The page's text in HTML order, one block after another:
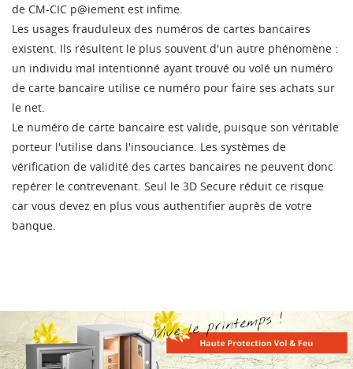
de CM-CIC p@iement est infime.
Les usages frauduleux des numéros de cartes bancaires
existent. Ils résultent le plus souvent d'un autre phénomène :
un individu mal intentionné ayant trouvé ou volé un numéro
de carte bancaire utilise ce numéro pour faire ses achats sur
le net.
Le numéro de carte bancaire est valide, puisque son véritable
porteur l'utilise dans l'insouciance. Les systèmes de
vérification de validité des cartes bancaires ne peuvent donc
repérer le contrevenant. Seul le 3D Secure réduit ce risque
car vous devez en plus vous authentifier auprès de votre
banque.